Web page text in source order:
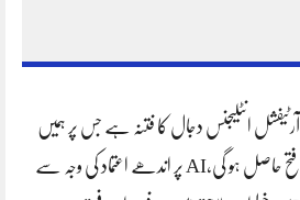
آرٹیفشل انٹلیجنس دجال کا فتنہ ہے جس پر ہمیں
فتح حاصل ہو گی،AI پر اندھے اعتماد کی وجہ سے